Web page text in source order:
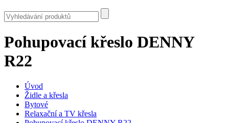
Pohupovací křeslo DENNY
R22
Úvod
Židle a křesla
Bytové
Relaxační a TV křesla